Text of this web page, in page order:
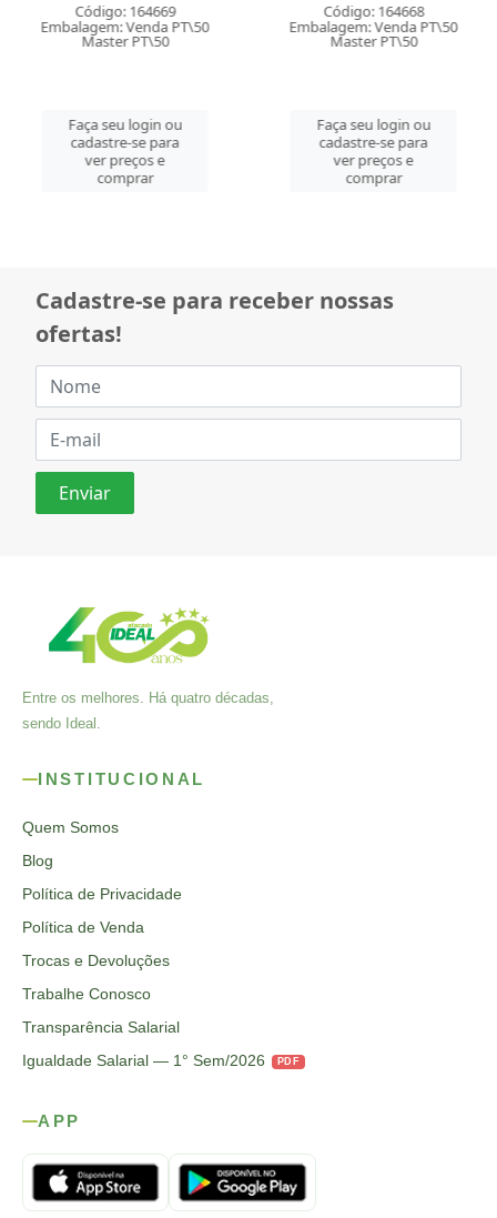
Código: 164669
Embalagem: Venda PT\50
Master PT\50
Faça seu login ou
cadastre-se para
ver preços e
comprar
Código: 164668
Embalagem: Venda PT\50
Master PT\50
Faça seu login ou
cadastre-se para
ver preços e
comprar
Cadastre-se para receber nossas
ofertas!
Entre os melhores. Há quatro décadas,
sendo Ideal.
INSTITUCIONAL
Quem Somos
Blog
Política de Privacidade
Política de Venda
Trocas e Devoluções
Trabalhe Conosco
Transparência Salarial
Igualdade Salarial — 1° Sem/2026
PDF
APP